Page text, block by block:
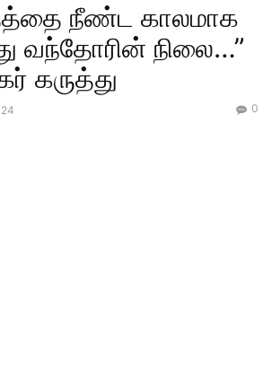
நீண்ட காலமாக
வந்தோரின் நிலை…”
கருத்து
0